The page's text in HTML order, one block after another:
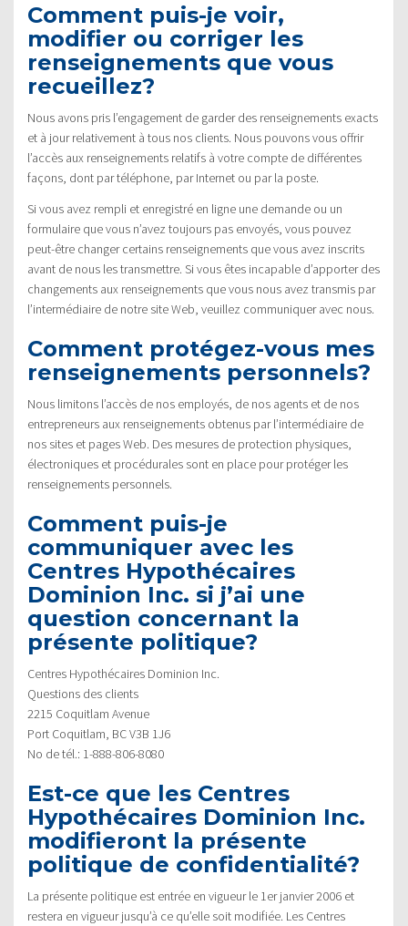
Comment puis-je voir,
modifier ou corriger les
renseignements que vous
recueillez?
Nous avons pris l’engagement de garder des renseignements exacts
et à jour relativement à tous nos clients. Nous pouvons vous offrir
l’accès aux renseignements relatifs à votre compte de différentes
façons, dont par téléphone, par Internet ou par la poste.
Si vous avez rempli et enregistré en ligne une demande ou un
formulaire que vous n’avez toujours pas envoyés, vous pouvez
peut-être changer certains renseignements que vous avez inscrits
avant de nous les transmettre. Si vous êtes incapable d’apporter des
changements aux renseignements que vous nous avez transmis par
l’intermédiaire de notre site Web, veuillez communiquer avec nous.
Comment protégez-vous mes
renseignements personnels?
Nous limitons l’accès de nos employés, de nos agents et de nos
entrepreneurs aux renseignements obtenus par l’intermédiaire de
nos sites et pages Web. Des mesures de protection physiques,
électroniques et procédurales sont en place pour protéger les
renseignements personnels.
Comment puis-je
communiquer avec les
Centres Hypothécaires
Dominion Inc. si j’ai une
question concernant la
présente politique?
Centres Hypothécaires Dominion Inc.
Questions des clients
2215 Coquitlam Avenue
Port Coquitlam, BC V3B 1J6
No de tél.: 1-888-806-8080
Est-ce que les Centres
Hypothécaires Dominion Inc.
modifieront la présente
politique de confidentialité?
La présente politique est entrée en vigueur le 1er janvier 2006 et
restera en vigueur jusqu’à ce qu’elle soit modifiée. Les Centres